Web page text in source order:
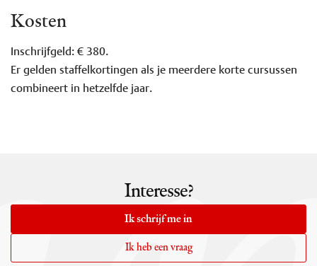
Kosten
Inschrijfgeld: € 380.
Er gelden staffelkortingen als je meerdere korte cursussen
combineert in hetzelfde jaar.
Interesse?
Ik schrijf me in
Ik heb een vraag